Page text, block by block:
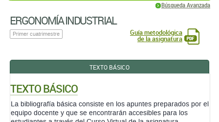
Búsqueda Avanzada
ERGONOMÍA INDUSTRIAL
Primer cuatrimestre Guía metodológica
de la asignatura
TEXTO BÁSICO
TEXTO BÁSICO
La bibliografía básica consiste en los apuntes preparados por el
equipo docente y que se encontrarán accesibles para los